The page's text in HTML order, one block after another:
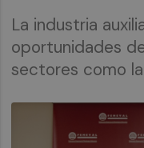
La industria
oportunidades
sectores como